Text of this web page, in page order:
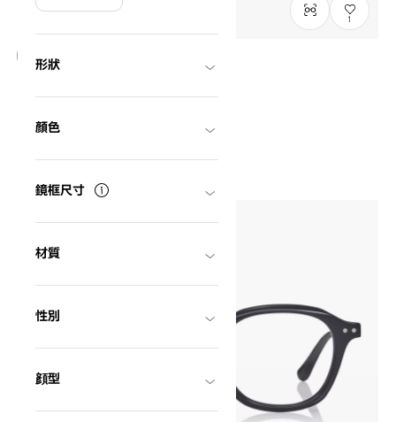
形狀
顏色
鏡框尺寸
材質
性別
顔型
1
Graph Belle
GB2049M-6S